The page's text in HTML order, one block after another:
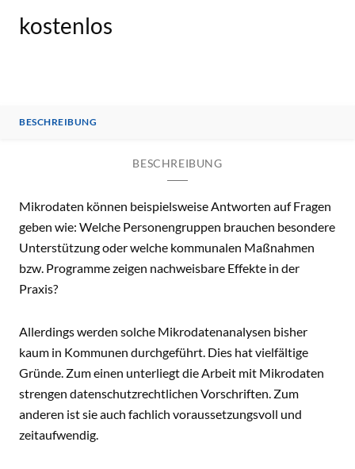
kostenlos
BESCHREIBUNG
BESCHREIBUNG
Mikrodaten können beispielsweise Antworten auf Fragen
geben wie: Welche Personengruppen brauchen besondere
Unterstützung oder welche kommunalen Maßnahmen
bzw. Programme zeigen nachweisbare Effekte in der
Praxis?
Allerdings werden solche Mikrodatenanalysen bisher
kaum in Kommunen durchgeführt. Dies hat vielfältige
Gründe. Zum einen unterliegt die Arbeit mit Mikrodaten
strengen datenschutzrechtlichen Vorschriften. Zum
anderen ist sie auch fachlich voraussetzungsvoll und
zeitaufwendig.